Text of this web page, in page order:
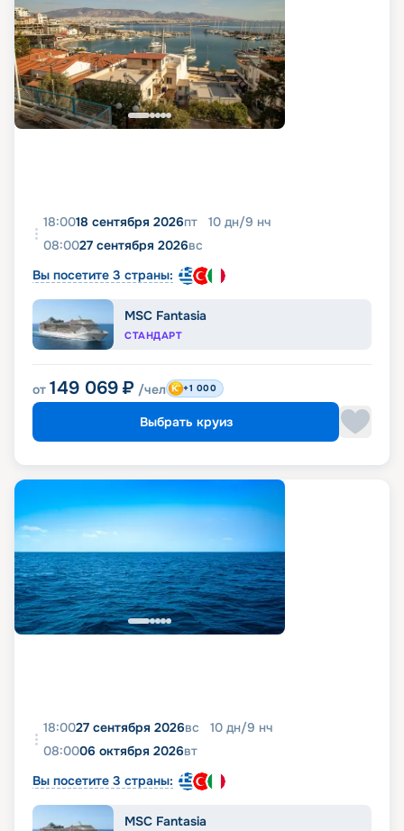
18:0018 сентября 2026пт 10 дн/9 нч
08:0027 сентября 2026вс
Вы посетите 3 страны:
MSC Fantasia
СТАНДАРТ
от 149 069 ₽ /чел +1 000
Выбрать круиз
18:0027 сентября 2026вс 10 дн/9 нч
08:0006 октября 2026вт
Вы посетите 3 страны:
MSC Fantasia